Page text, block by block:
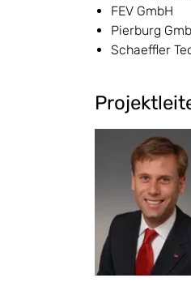
FEV GmbH
Pierburg
Schaeffler